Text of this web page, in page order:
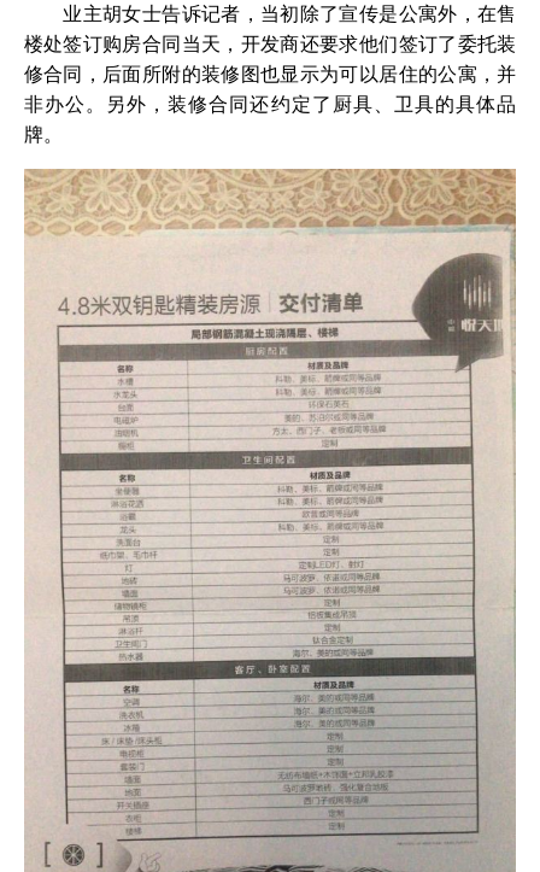
业主胡女士告诉记者，当初除了宣传是公寓外，在售
楼处签订购房合同当天，开发商还要求他们签订了委托装
修合同，后面所附的装修图也显示为可以居住的公寓，并
非办公。另外，装修合同还约定了厨具、卫具的具体品
牌。